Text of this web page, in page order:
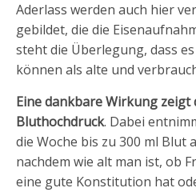
Aderlass werden auch hier
gebildet, die die
steht die Überlegung, dass
können als alte und
Eine dankbare Wirkung zeigt
Bluthochdruck. Dabei
die Woche bis zu 300 ml Blut
nachdem wie alt man ist, ob
eine gute Konstitution hat